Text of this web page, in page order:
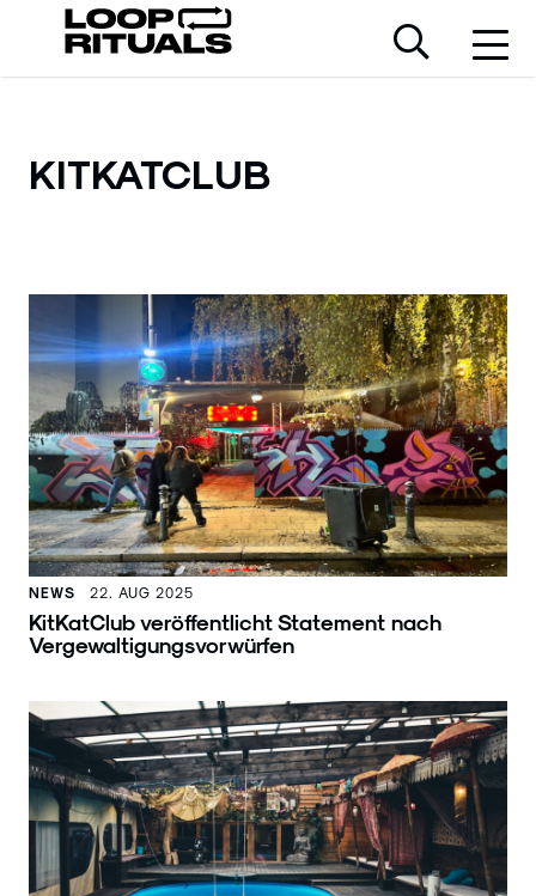
KITKATCLUB
NEWS 22. AUG 2025
KitKatClub veröffentlicht Statement nach
Vergewaltigungsvorwürfen